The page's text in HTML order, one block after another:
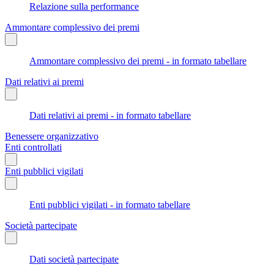
Relazione sulla performance
Ammontare complessivo dei premi
Ammontare complessivo dei premi - in formato tabellare
Dati relativi ai premi
Dati relativi ai premi - in formato tabellare
Benessere organizzativo
Enti controllati
Enti pubblici vigilati
Enti pubblici vigilati - in formato tabellare
Società partecipate
Dati società partecipate